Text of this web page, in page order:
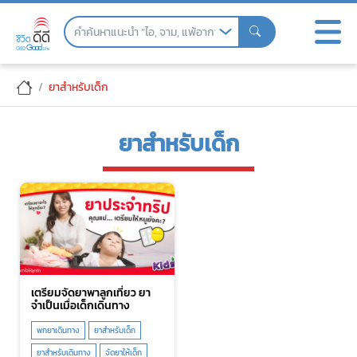
Skip
ยาสำหรับเด็ก
ยาสำหรับเด็ก
เตรียมจัดยาพาลูกเที่ยว ยา
จำเป็นเมื่อเด็กเดินทาง
พกยาเดินทาง
ยาสำหรับเด็ก
ยาสำหรับเดินทาง
จัดยาให้เด็ก